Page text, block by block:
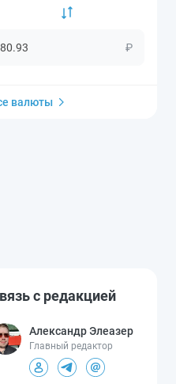
₽
валюты
с редакцией
Александр Элеазер
Главный редактор